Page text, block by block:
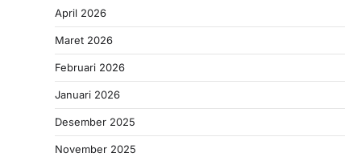
April 2026
Maret 2026
Februari 2026
Januari 2026
Desember 2025
November 2025